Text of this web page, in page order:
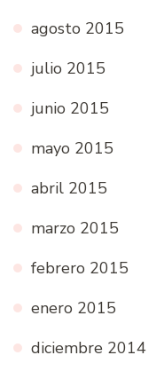
agosto 2015
julio 2015
junio 2015
mayo 2015
abril 2015
marzo 2015
febrero 2015
enero 2015
diciembre 2014